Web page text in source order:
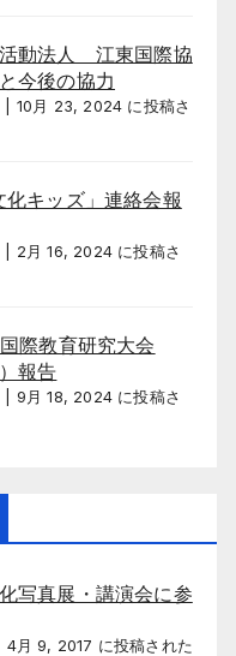
動法人 江東国際協
今後の協力
10月 23, 2024 に投稿さ
化キッズ」連絡会報
2月 16, 2024 に投稿さ
際教育研究大会
報告
9月 18, 2024 に投稿さ
写真展・講演会に参
4月 9, 2017 に投稿された